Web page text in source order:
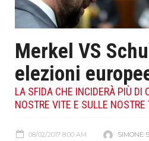
Merkel VS
elezioni
LA SFIDA CHE INCIDERÀ PIÙ DI
NOSTRE VITE E SULLE NOSTRE
08/02/2017 8:00 AM
SIMONE